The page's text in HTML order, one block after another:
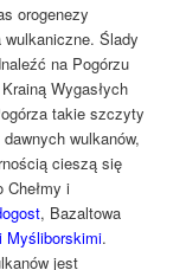
orogenezy
Ślady
na Pogórzu
Wygasłych
takie szczyty
wulkanów,
cieszą się
Chełmy i
, Bazaltowa
Myśliborskimi.
jest